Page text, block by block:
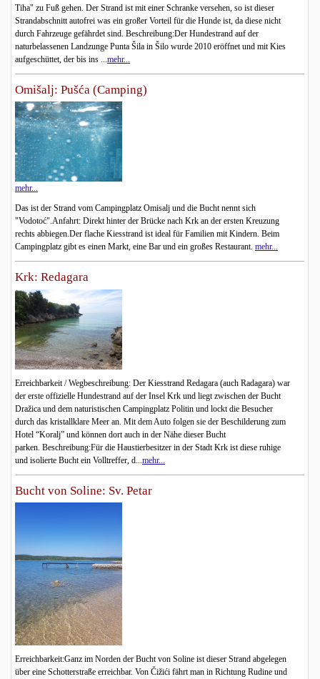
Tiha" zu Fuß gehen. Der Strand ist mit einer Schranke versehen, so ist dieser
Strandabschnitt autofrei was ein großer Vorteil für die Hunde ist, da diese nicht
durch Fahrzeuge gefährdet sind. Beschreibung:Der Hundestrand auf der
naturbelassenen Landzunge Punta Šila in Šilo wurde 2010 eröffnet und mit Kies
aufgeschüttet, der bis ins ... mehr...
Omišalj: Pušća (Camping)
mehr...
Das ist der Strand vom Campingplatz Omisalj und die Bucht nennt sich
"Vodotoć".Anfahrt: Direkt hinter der Brücke nach Krk an der ersten Kreuzung
rechts abbiegen.Der flache Kiesstrand ist ideal für Familien mit Kindern. Beim
Campingplatz gibt es einen Markt, eine Bar und ein großes Restaurant. mehr...
Krk: Redagara
Erreichbarkeit / Wegbeschreibung: Der Kiesstrand Redagara (auch Radagara) war
der erste offizielle Hundestrand auf der Insel Krk und liegt zwischen der Bucht
Dražica und dem naturistischen Campingplatz Politin und lockt die Besucher
durch das kristallklare Meer an. Mit dem Auto folgen sie der Beschilderung zum
Hotel “Koralj” und können dort auch in der Nähe dieser Bucht
parken. Beschreibung:Für die Haustierbesitzer in der Stadt Krk ist diese ruhige
und isolierte Bucht ein Volltreffer, d...mehr...
Bucht von Soline: Sv. Petar
Erreichbarkeit:Ganz im Norden der Bucht von Soline ist dieser Strand abgelegen
über eine Schotterstraße erreichbar. Von Čižići fährt man in Richtung Rudine und